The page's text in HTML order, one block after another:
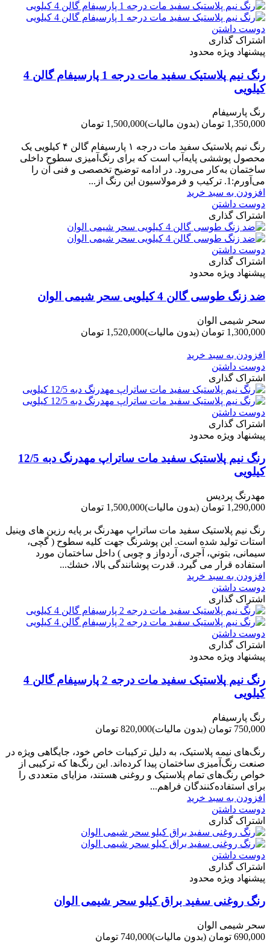
دوست داشتن
اشتراک گذاری
پیشنهاد ویژه محدود
رنگ نیم پلاستیک سفید مات درجه 1 پارسیفام گالن 4
کیلویی
رنگ پارسیفام
1,350,000 تومان
(بدون مالیات)1,500,000 تومان
رنگ نیم‌ پلاستیک سفید مات درجه ۱ پارسیفام گالن ۴ کیلویی یک
محصول پوششی پایه‌آب است که برای رنگ‌آمیزی سطوح داخلی
ساختمان به‌کار می‌رود. در ادامه توضیح تخصصی و فنی آن را
می‌آورم:1. ترکیب و فرمولاسیون این رنگ از...
افزودن به سبد خرید
دوست داشتن
اشتراک گذاری
دوست داشتن
اشتراک گذاری
پیشنهاد ویژه محدود
ضد زنگ طوسی گالن 4 کیلویی سحر شیمی الوان
سحر شیمی الوان
1,300,000 تومان
(بدون مالیات)1,520,000 تومان
افزودن به سبد خرید
دوست داشتن
اشتراک گذاری
دوست داشتن
اشتراک گذاری
پیشنهاد ویژه محدود
رنگ نیم پلاستیک سفید مات ساتراپ مهدرنگ دبه 12/5
کیلویی
مهدرنگ پردیس
1,290,000 تومان
(بدون مالیات)1,500,000 تومان
رنگ نیم پلاستیک سفید مات ساتراپ مهدرنگ بر پایه رزین های وینیل
استات تولید شده است. این پوشرنگ جهت کلیه سطوح ( گچی،
سیمانی، بتوني، آجری، آردواز و چوبی ) داخل ساختمان مورد
استفاده قرار می گیرد. قدرت پوشانندگی بالا، خشك...
افزودن به سبد خرید
دوست داشتن
اشتراک گذاری
دوست داشتن
اشتراک گذاری
پیشنهاد ویژه محدود
رنگ نیم پلاستیک سفید مات درجه 2 پارسیفام گالن 4
کیلویی
رنگ پارسیفام
750,000 تومان
(بدون مالیات)820,000 تومان
رنگ‌های نیمه پلاستیک، به دلیل ترکیبات خاص خود، جایگاهی ویژه در
صنعت رنگ‌آمیزی ساختمان پیدا کرده‌اند. این رنگ‌ها که ترکیبی از
خواص رنگ‌های تمام پلاستیک و روغنی هستند، مزایای متعددی را
برای استفاده‌کنندگان فراهم...
افزودن به سبد خرید
دوست داشتن
اشتراک گذاری
دوست داشتن
اشتراک گذاری
پیشنهاد ویژه محدود
رنگ روغنی سفید براق کیلو سحر شیمی الوان
سحر شیمی الوان
690,000 تومان
(بدون مالیات)740,000 تومان